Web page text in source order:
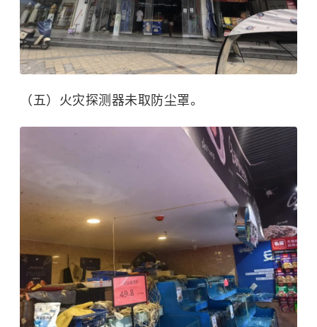
（五）火灾探测器未取防尘罩。